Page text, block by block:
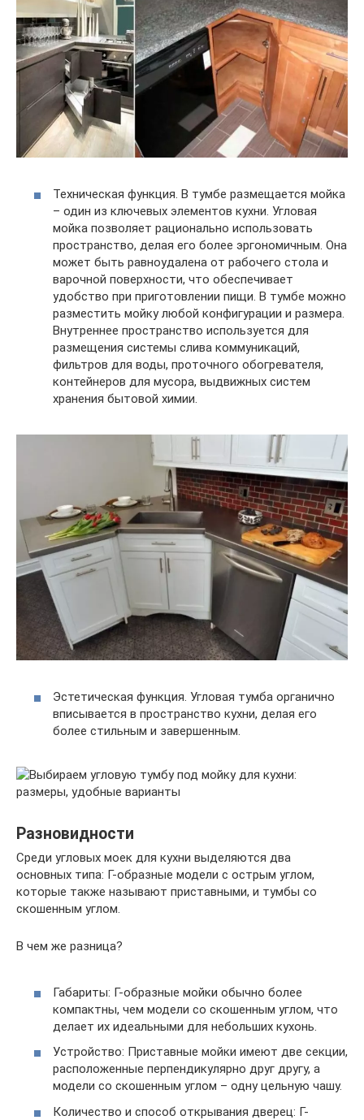
Техническая функция. В тумбе размещается мойка
– один из ключевых элементов кухни. Угловая
мойка позволяет рационально использовать
пространство, делая его более эргономичным. Она
может быть равноудалена от рабочего стола и
варочной поверхности, что обеспечивает
удобство при приготовлении пищи. В тумбе можно
разместить мойку любой конфигурации и размера.
Внутреннее пространство используется для
размещения системы слива коммуникаций,
фильтров для воды, проточного обогревателя,
контейнеров для мусора, выдвижных систем
хранения бытовой химии.
Эстетическая функция. Угловая тумба органично
вписывается в пространство кухни, делая его
более стильным и завершенным.
Разновидности
Среди угловых моек для кухни выделяются два
основных типа: Г-образные модели с острым углом,
которые также называют приставными, и тумбы со
скошенным углом.
В чем же разница?
Габариты: Г-образные мойки обычно более
компактны, чем модели со скошенным углом, что
делает их идеальными для небольших кухонь.
Устройство: Приставные мойки имеют две секции,
расположенные перпендикулярно друг другу, а
модели со скошенным углом – одну цельную чашу.
Количество и способ открывания дверец: Г-